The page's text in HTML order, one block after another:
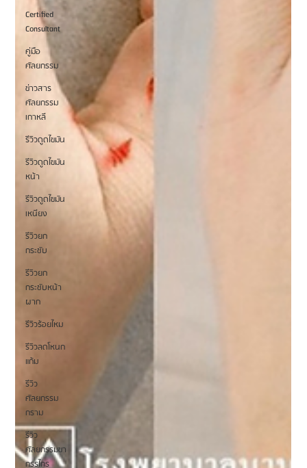
Certified
Consultant
คู่มือ
ศัลยกรรม
ข่าวสาร
ศัลยกรรม
เกาหลี
รีวิวดูดไขมัน
รีวิวดูดไขมัน
หน้า
รีวิวดูดไขมัน
เหนียง
รีวิวยก
กระชับ
รีวิวยก
กระชับหน้า
ผาก
รีวิวร้อยไหม
รีวิวลดโหนก
แก้ม
รีวิว
ศัลยกรรม
กราม
รีวิว
ศัลยกรรมขา
กรรไกร